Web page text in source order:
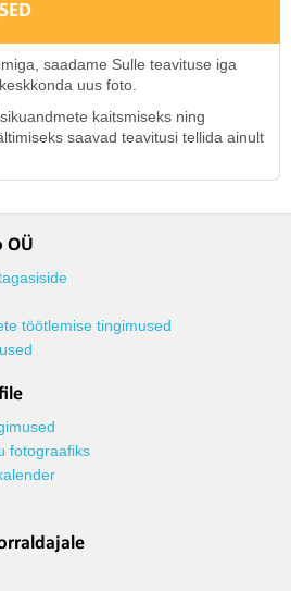
saadame Sulle teavituse iga
uus foto.
kaitsmiseks ning
saavad teavitusi tellida ainult
OÜ
töötlemise tingimused
fotograafiks